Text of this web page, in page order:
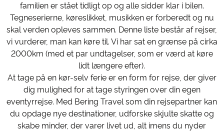
familien er stået tidligt op og alle sidder klar i bilen.
Tegneserierne, køreslikket, musikken er forberedt og nu
skal verden opleves sammen. Denne liste består af rejser,
vi vurderer, man kan køre til. Vi har sat en grænse på cirka
2000km (med et par undtagelser, som er værd at køre
lidt længere efter).
At tage på en kør-selv ferie er en form for rejse, der giver
dig mulighed for at tage styringen over din egen
eventyrrejse. Med Bering Travel som din rejsepartner kan
du opdage nye destinationer, udforske skjulte skatte og
skabe minder, der varer livet ud, alt imens du nyder